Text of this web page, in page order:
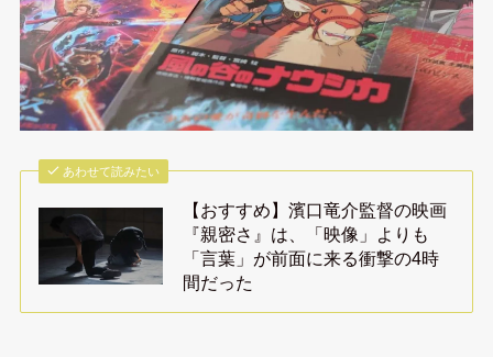
あわせて読みたい
【おすすめ】濱口竜介監督の映画
『親密さ』は、「映像」よりも
「言葉」が前面に来る衝撃の4時
間だった